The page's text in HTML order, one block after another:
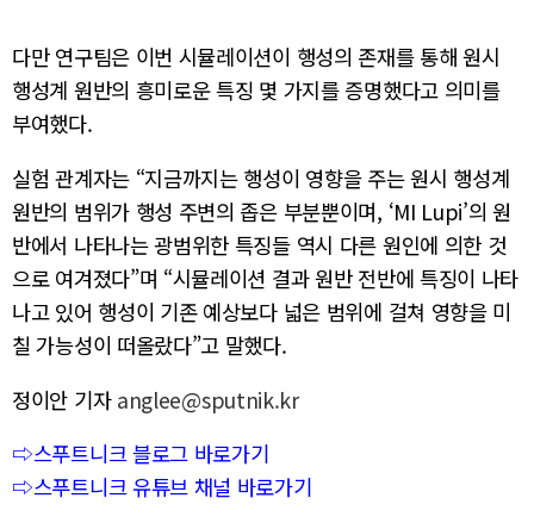
다만 연구팀은 이번 시뮬레이션이 행성의 존재를 통해 원시
행성계 원반의 흥미로운 특징 몇 가지를 증명했다고 의미를
부여했다.
실험 관계자는 “지금까지는 행성이 영향을 주는 원시 행성계
원반의 범위가 행성 주변의 좁은 부분뿐이며, ‘MI Lupi’의 원
반에서 나타나는 광범위한 특징들 역시 다른 원인에 의한 것
으로 여겨졌다”며 “시뮬레이션 결과 원반 전반에 특징이 나타
나고 있어 행성이 기존 예상보다 넓은 범위에 걸쳐 영향을 미
칠 가능성이 떠올랐다”고 말했다.
정이안 기자 anglee@sputnik.kr
⇨스푸트니크 블로그 바로가기
⇨스푸트니크 유튜브 채널 바로가기